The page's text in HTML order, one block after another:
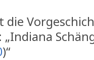
die
)“